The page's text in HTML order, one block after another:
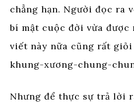
chẳng hạn. Người đọc ra
bí mật cuộc đời vừa được
viết này nữa cũng rất
khung-xương-chung-
Nhưng để thực sự trả lời